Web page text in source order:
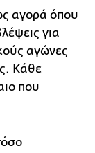
αγορά όπου
για
αγώνες
Κάθε
που